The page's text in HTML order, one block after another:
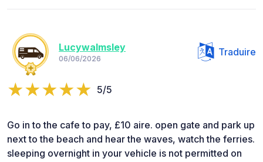
Lucywalmsley
06/06/2026
Traduire
5/5
Go in to the cafe to pay, £10 aire. open gate and park up
next to the beach and hear the waves, watch the ferries.
sleeping overnight in your vehicle is not permitted on